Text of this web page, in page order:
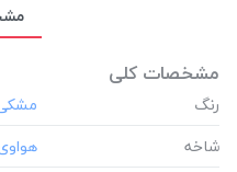
مشخصات کلی
رنگ
شاخه